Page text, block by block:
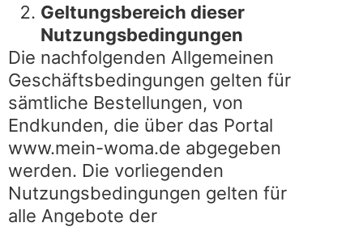
Geltungsbereich dieser
Nutzungsbedingungen
Die nachfolgenden Allgemeinen
Geschäftsbedingungen gelten für
sämtliche Bestellungen, von
Endkunden, die über das Portal
www.mein-woma.de abgegeben
werden. Die vorliegenden
Nutzungsbedingungen gelten für
alle Angebote der